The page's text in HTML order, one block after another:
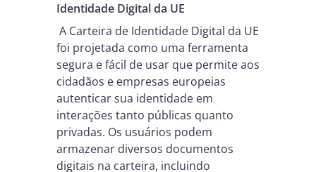
Identidade Digital da UE
A Carteira de Identidade Digital da UE
foi projetada como uma ferramenta
segura e fácil de usar que permite aos
cidadãos e empresas europeias
autenticar sua identidade em
interações tanto públicas quanto
privadas. Os usuários podem
armazenar diversos documentos
digitais na carteira, incluindo